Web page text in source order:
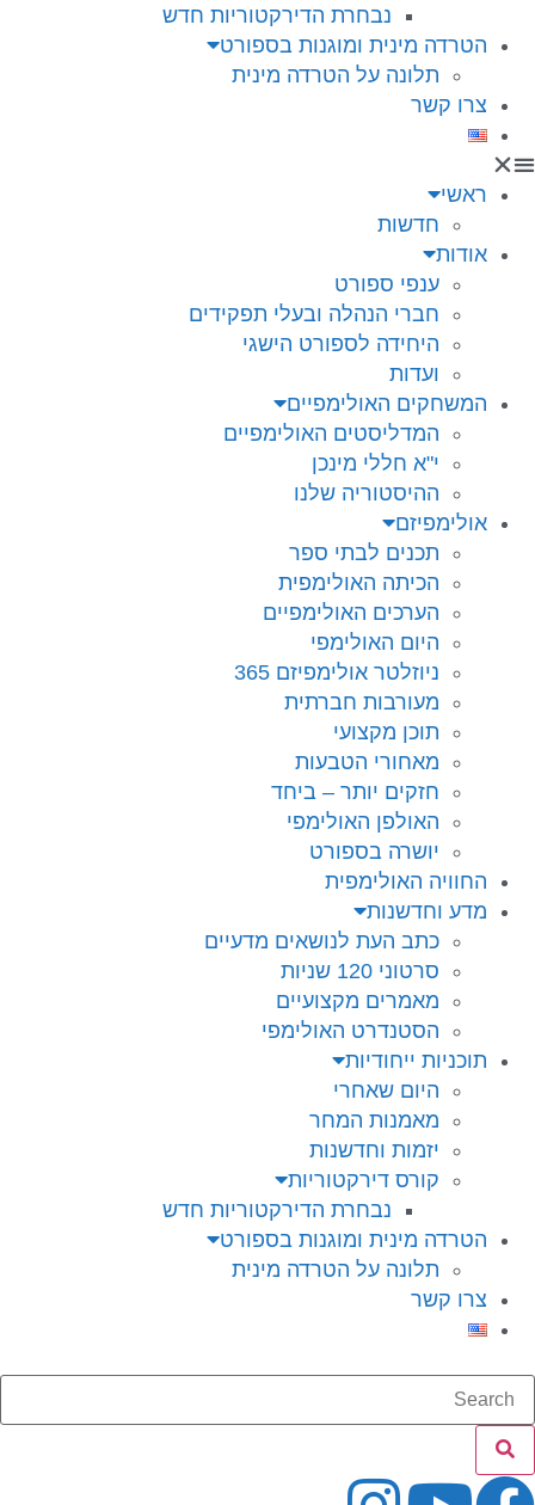
נבחרת הדירקטוריות חדש
הטרדה מינית ומוגנות בספורט
תלונה על הטרדה מינית
צרו קשר
ראשי
חדשות
אודות
ענפי ספורט
חברי הנהלה ובעלי תפקידים
היחידה לספורט הישגי
ועדות
המשחקים האולימפיים
המדליסטים האולימפיים
י"א חללי מינכן
ההיסטוריה שלנו
אולימפיזם
תכנים לבתי ספר
הכיתה האולימפית
הערכים האולימפיים
היום האולימפי
ניוזלטר אולימפיזם 365
מעורבות חברתית
תוכן מקצועי
מאחורי הטבעות
חזקים יותר – ביחד
האולפן האולימפי
יושרה בספורט
החוויה האולימפית
מדע וחדשנות
כתב העת לנושאים מדעיים
סרטוני 120 שניות
מאמרים מקצועיים
הסטנדרט האולימפי
תוכניות ייחודיות
היום שאחרי
מאמנות המחר
יזמות וחדשנות
קורס דירקטוריות
נבחרת הדירקטוריות חדש
הטרדה מינית ומוגנות בספורט
תלונה על הטרדה מינית
צרו קשר